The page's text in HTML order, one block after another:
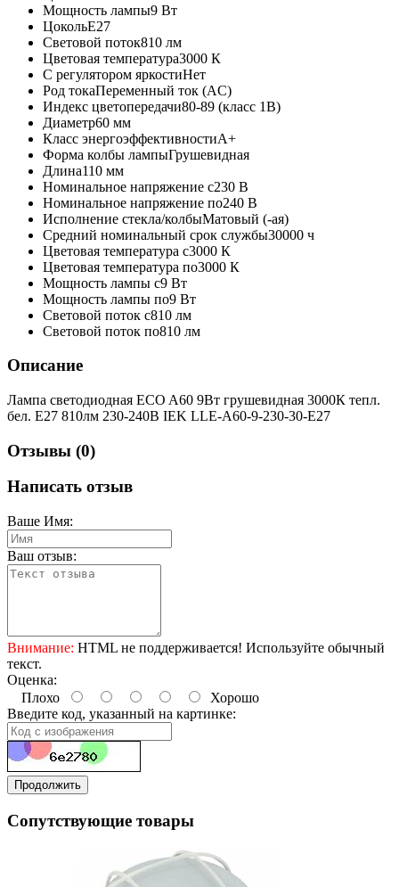
Мощность лампы9 Вт
ЦокольE27
Световой поток810 лм
Цветовая температура3000 К
С регулятором яркостиНет
Род токаПеременный ток (AC)
Индекс цветопередачи80-89 (класс 1В)
Диаметр60 мм
Класс энергоэффективностиA+
Форма колбы лампыГрушевидная
Длина110 мм
Номинальное напряжение с230 В
Номинальное напряжение по240 В
Исполнение стекла/колбыМатовый (-ая)
Средний номинальный срок службы30000 ч
Цветовая температура с3000 К
Цветовая температура по3000 К
Мощность лампы с9 Вт
Мощность лампы по9 Вт
Световой поток с810 лм
Световой поток по810 лм
Описание
Лампа светодиодная ECO A60 9Вт грушевидная 3000К тепл.
бел. E27 810лм 230-240В IEK LLE-A60-9-230-30-E27
Отзывы (0)
Написать отзыв
Ваше Имя:
Ваш отзыв:
Внимание: HTML не поддерживается! Используйте обычный
текст.
Оценка:
Плохо
Хорошо
Введите код, указанный на картинке:
Продолжить
Сопутствующие товары